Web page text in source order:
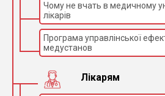
Чому не вчать в медичному
лікарів
Програма управлінської
медустанов
Лікарям